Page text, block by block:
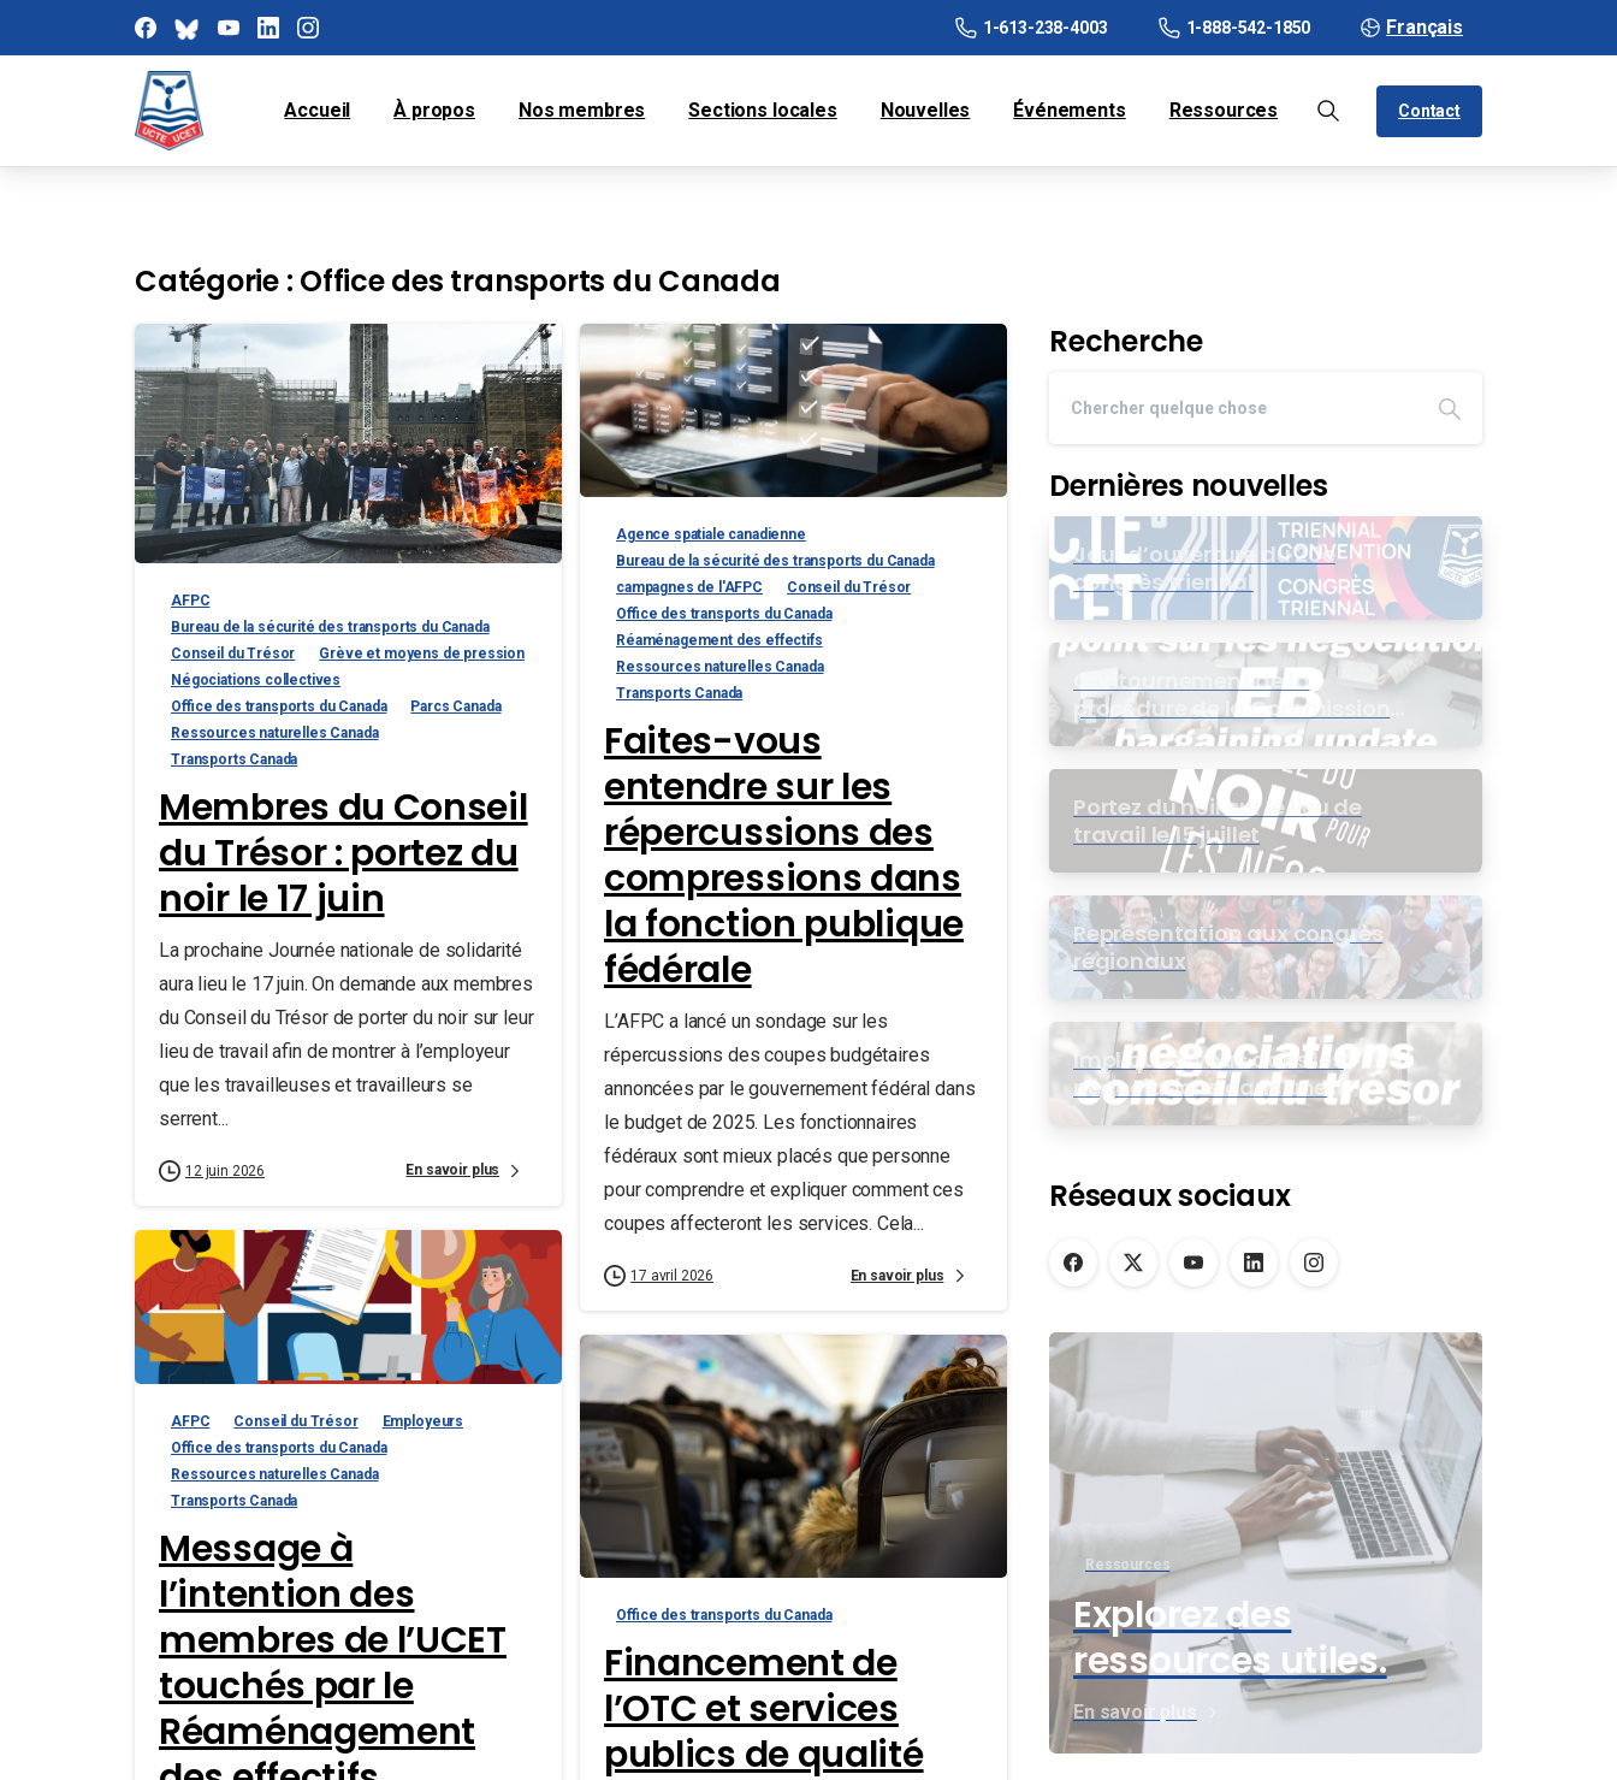
1-613-238-4003 1-888-542-1850 Français
Accueil À propos Nos membres Sections locales Nouvelles Événements Ressources Contact
Catégorie : Office des transports du Canada
AFPC
Bureau de la sécurité des transports du Canada
Conseil du Trésor
Grève et moyens de pression
Négociations collectives
Office des transports du Canada
Parcs Canada
Ressources naturelles Canada
Transports Canada
Membres du Conseil
du Trésor : portez du
noir le 17 juin
La prochaine Journée nationale de solidarité
aura lieu le 17 juin. On demande aux membres
du Conseil du Trésor de porter du noir sur leur
lieu de travail afin de montrer à l’employeur
que les travailleuses et travailleurs se
serrent...
12 juin 2026 En savoir plus
Agence spatiale canadienne
Bureau de la sécurité des transports du Canada
campagnes de l'AFPC
Conseil du Trésor
Office des transports du Canada
Réaménagement des effectifs
Ressources naturelles Canada
Transports Canada
Faites-vous
entendre sur les
répercussions des
compressions dans
la fonction publique
fédérale
L’AFPC a lancé un sondage sur les
répercussions des coupes budgétaires
annoncées par le gouvernement fédéral dans
le budget de 2025. Les fonctionnaires
fédéraux sont mieux placés que personne
pour comprendre et expliquer comment ces
coupes affecteront les services. Cela...
17 avril 2026 En savoir plus
AFPC Conseil du Trésor
Employeurs
Office des transports du Canada
Ressources naturelles Canada
Transports Canada
Message à
l’intention des
membres de l’UCET
touchés par le
Réaménagement
Office des transports du Canada
Financement de
l’OTC et services
publics de qualité
Recherche
Dernières nouvelles
Jour d’ouverture du 20e
congrès triennal
Contournement de la
procédure de la Commission
de l’intérêt public (CIP) pour le
groupe EB
Portez du noir sur le lieu de
travail le 15 juillet
Représentation aux congrès
régionaux
Impliquez-vous dans les
négociations dans une
assemblée virtuelle
Réseaux sociaux
Ressources
Explorez des
ressources utiles.
En savoir plus